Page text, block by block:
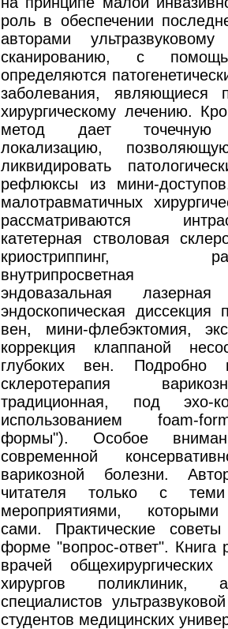
роль в обеспечении
авторами ультразвуковому
сканированию, с
определяются
заболевания, являющиеся
хирургическому лечению.
метод дает точечную
локализацию,
ликвидировать
рефлюксы из мини-
малотравматичных
рассматриваются
катетерная стволовая
криостриппинг,
внутрипросветная
эндовазальная лазерная
эндоскопическая диссекция
вен, мини-флебэктомия,
коррекция клаппаной
глубоких вен. Подробно
склеротерапия
традиционная, под эхо-
использованием foam-
формы"). Особое
современной
варикозной болезни.
читателя только с
мероприятиями,
сами. Практические
форме "вопрос-ответ". Книга
врачей общехирургических
хирургов поликлиник,
специалистов
студентов медицинских